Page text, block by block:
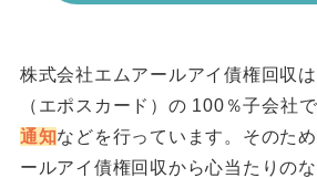
株式会社エムアールアイ債権回収
（エポスカード）の 100％子会社で
通知などを行っています。そのた
ールアイ債権回収から心当たりの